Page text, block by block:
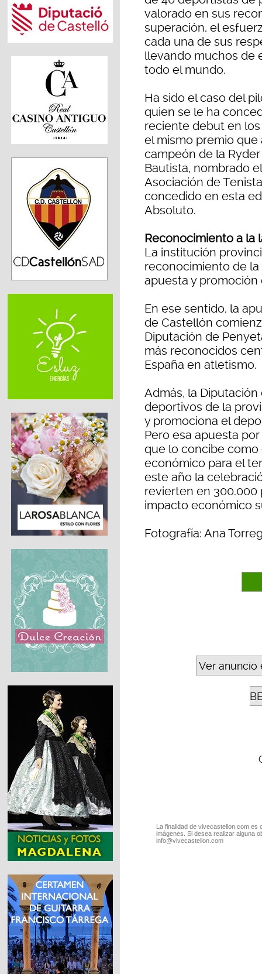
valorado en sus
superación, el
cada una de sus
llevando muchos de
todo el mundo.
Ha sido el caso del
quien se le ha
reciente debut en
el mismo premio que
campeón de la
Bautista, nombrado
Asociación de
concedido en esta
Absoluto.
Reconocimiento a la
La institución
reconocimiento de
apuesta y
En ese sentido, la
de Castellón
Diputación de
más reconocidos
España en atletismo.
Admás, la
deportivos de la
y promociona el
Pero esa apuesta
que lo concibe
económico para el
este año la
revierten en
impacto económico
Fotografía: Ana
Ver anuncio
La finalidad de vivecastellon.com
imágenes. Si desea realizar alguna
info@vivecastellon.com